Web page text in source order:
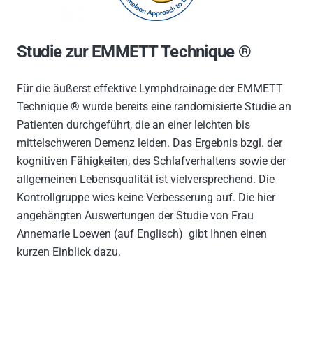
Studie zur EMMETT Technique ®
Für die äußerst effektive Lymphdrainage der EMMETT
Technique ® wurde bereits eine randomisierte Studie an
Patienten durchgeführt, die an einer leichten bis
mittelschweren Demenz leiden. Das Ergebnis bzgl. der
kognitiven Fähigkeiten, des Schlafverhaltens sowie der
allgemeinen Lebensqualität ist vielversprechend. Die
Kontrollgruppe wies keine Verbesserung auf. Die hier
angehängten Auswertungen der Studie von Frau
Annemarie Loewen (auf Englisch) gibt Ihnen einen
kurzen Einblick dazu.